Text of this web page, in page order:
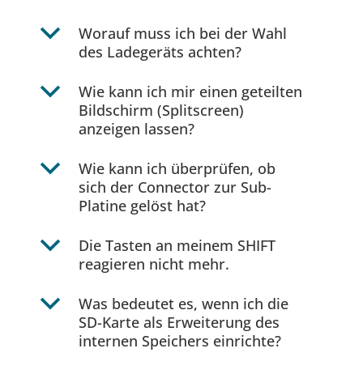
b
Worauf muss ich bei der Wahl
des Ladegeräts achten?
b
Wie kann ich mir einen geteilten
Bildschirm (Splitscreen)
anzeigen lassen?
b
Wie kann ich überprüfen, ob
sich der Connector zur Sub-
Platine gelöst hat?
b
Die Tasten an meinem SHIFT
reagieren nicht mehr.
b
Was bedeutet es, wenn ich die
SD-Karte als Erweiterung des
internen Speichers einrichte?